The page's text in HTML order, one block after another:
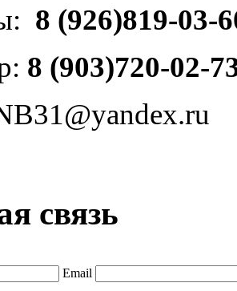
8 (926)819-03-
8 (903)720-02-
связь
Email